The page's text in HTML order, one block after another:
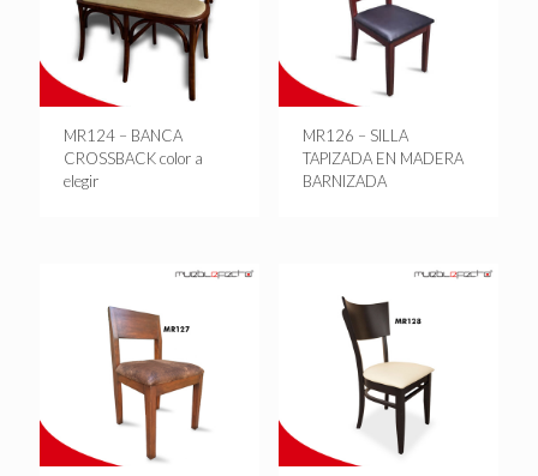
MR124 – BANCA
CROSSBACK color a
elegir
MR126 – SILLA
TAPIZADA EN MADERA
BARNIZADA